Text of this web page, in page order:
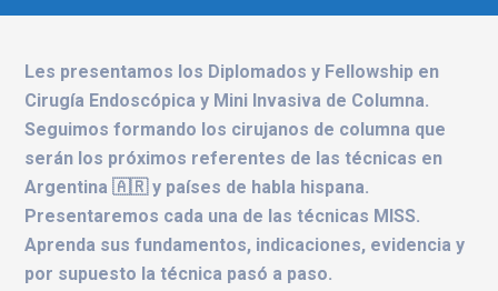
Les presentamos los Diplomados y Fellowship en
Cirugía Endoscópica y Mini Invasiva de Columna.
Seguimos formando los cirujanos de columna que
serán los próximos referentes de las técnicas en
Argentina 🇦🇷 y países de habla hispana.
Presentaremos cada una de las técnicas MISS.
Aprenda sus fundamentos, indicaciones, evidencia y
por supuesto la técnica pasó a paso.